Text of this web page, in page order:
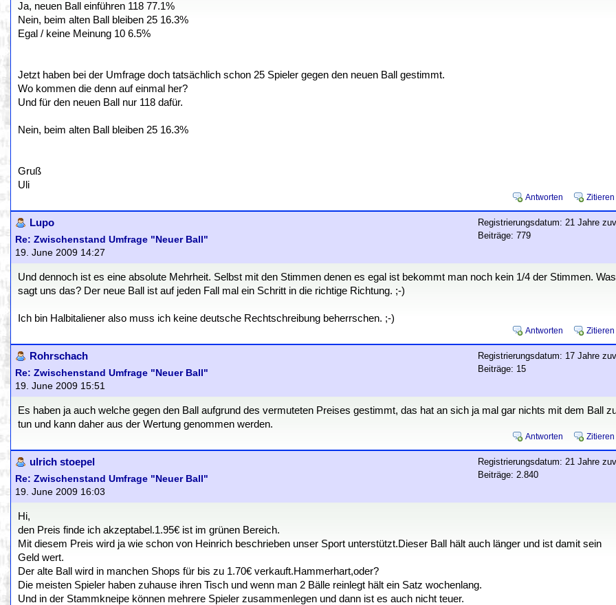
Ja, neuen Ball einführen 118 77.1%
Nein, beim alten Ball bleiben 25 16.3%
Egal / keine Meinung 10 6.5%
Jetzt haben bei der Umfrage doch tatsächlich schon 25 Spieler gegen den neuen Ball gestimmt.
Wo kommen die denn auf einmal her?
Und für den neuen Ball nur 118 dafür.
Nein, beim alten Ball bleiben 25 16.3%
Gruß
Uli
Antworten Zitieren
Lupo
Re: Zwischenstand Umfrage "Neuer Ball"
19. June 2009 14:27
Registrierungsdatum: 21 Jahre
Beiträge: 779
Und dennoch ist es eine absolute Mehrheit. Selbst mit den Stimmen denen es egal ist bekommt man noch kein 1/4 der Stimmen. Was
sagt uns das? Der neue Ball ist auf jeden Fall mal ein Schritt in die richtige Richtung. ;-)
Ich bin Halbitaliener also muss ich keine deutsche Rechtschreibung beherrschen. ;-)
Antworten Zitieren
Rohrschach
Re: Zwischenstand Umfrage "Neuer Ball"
19. June 2009 15:51
Registrierungsdatum: 17 Jahre
Beiträge: 15
Es haben ja auch welche gegen den Ball aufgrund des vermuteten Preises gestimmt, das hat an sich ja mal gar nichts mit dem Ball
tun und kann daher aus der Wertung genommen werden.
Antworten Zitieren
ulrich stoepel
Re: Zwischenstand Umfrage "Neuer Ball"
19. June 2009 16:03
Registrierungsdatum: 21 Jahre
Beiträge: 2.840
Hi,
den Preis finde ich akzeptabel.1.95€ ist im grünen Bereich.
Mit diesem Preis wird ja wie schon von Heinrich beschrieben unser Sport unterstützt.Dieser Ball hält auch länger und ist damit sein
Geld wert.
Der alte Ball wird in manchen Shops für bis zu 1.70€ verkauft.Hammerhart,oder?
Die meisten Spieler haben zuhause ihren Tisch und wenn man 2 Bälle reinlegt hält ein Satz wochenlang.
Und in der Stammkneipe können mehrere Spieler zusammenlegen und dann ist es auch nicht teuer.